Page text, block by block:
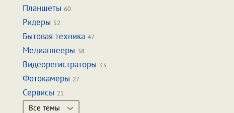
Планшеты 60
Ридеры 52
Бытовая техника 47
Медиаплееры 38
Видеорегистраторы 33
Фотокамеры 27
Сервисы 21
Все темы